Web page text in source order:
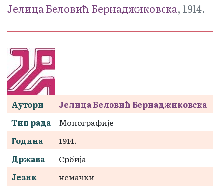
Јелица Беловић Бернаджиковска, 1914.
Аутори
Јелица Беловић Бернаджиковска
Тип рада
Монографије
Година
1914.
Држава
Србија
Језик
немачки